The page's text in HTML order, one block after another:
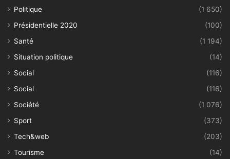
Politique
(1 650)
Présidentielle 2020
(100)
Santé
(1 194)
Situation politique
(14)
Social
(116)
Social
(116)
Société
(1 076)
Sport
(373)
Tech&web
(203)
Tourisme
(14)